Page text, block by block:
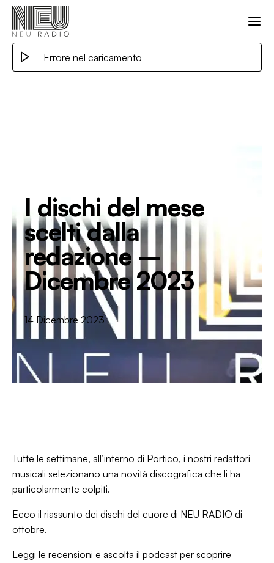
Errore nel caricamento
I dischi del mese
scelti dalla
redazione –
Dicembre 2023
14 Dicembre 2023
Tutte le settimane, all’interno di Portico, i nostri redattori
musicali selezionano una novità discografica che li ha
particolarmente colpiti.
Ecco il riassunto dei dischi del cuore di NEU RADIO di
ottobre.
Leggi le recensioni e ascolta il podcast per scoprire